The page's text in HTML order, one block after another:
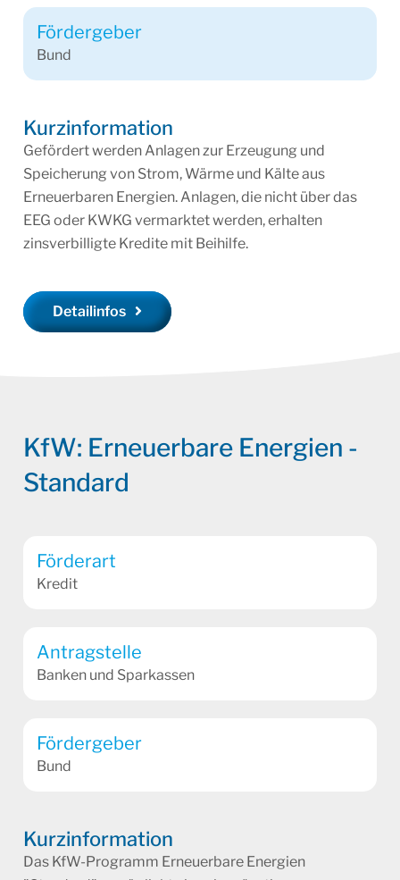
Kurzinformation
Gefördert werden Anlagen zur Erzeugung und
Speicherung von Strom, Wärme und Kälte aus
Erneuerbaren Energien. Anlagen, die nicht über das
EEG oder KWKG vermarktet werden, erhalten
zinsverbilligte Kredite mit Beihilfe.
Detailinfos
Fördergeber
Bund
KfW: Erneuerbare Energien -
Standard
Kurzinformation
Das KfW-Programm Erneuerbare Energien
Förderart
Kredit
Antragstelle
Banken und Sparkassen
Fördergeber
Bund